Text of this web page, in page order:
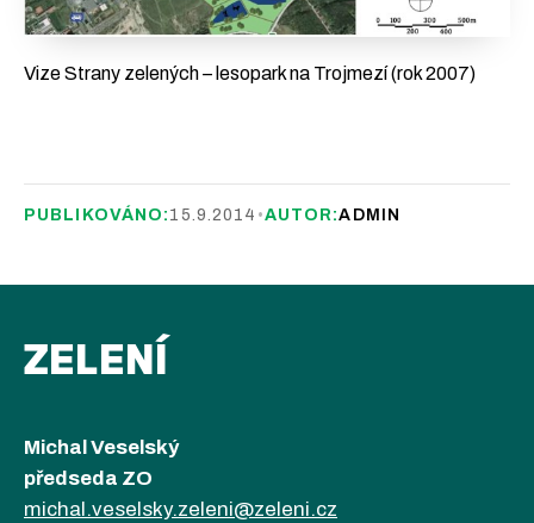
Vize Strany zelených – lesopark na Trojmezí (rok 2007)
PUBLIKOVÁNO: 15.9.2014 •AUTOR:ADMIN
ZELENÍ
Michal Veselský
předseda ZO
michal.veselsky.zeleni@zeleni.cz